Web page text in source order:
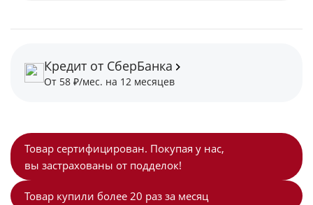
Товар сертифицирован. Покупая у нас,
вы застрахованы от подделок!
Товар купили более 20 раз за месяц
Кредит от СберБанка
От 58 ₽/мес. на 12 месяцев